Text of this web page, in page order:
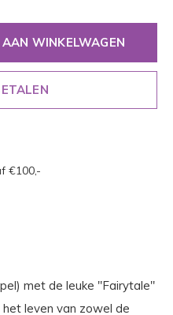
AAN WINKELWAGEN
€100,-
met de leuke "Fairytale"
leven van zowel de